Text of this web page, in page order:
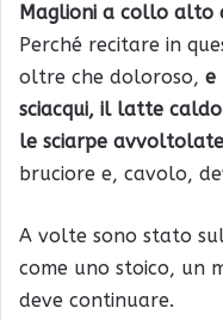
Maglioni a collo alto
Perché recitare in
oltre che doloroso, e
sciacqui, il latte
le sciarpe
bruciore e, cavolo,
A volte sono stato
come uno stoico, un
deve continuare.